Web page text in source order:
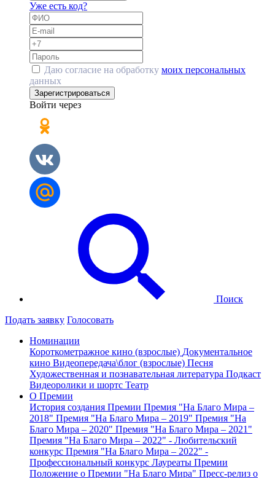
Уже есть код?
Даю согласие на обработку моих персональных
данных
Зарегистрироваться
Войти через
Поиск
Подать заявку Голосовать
Номинации
Короткометражное кино (взрослые) Документальное
кино Видеопередача\блог (взрослые) Песня
Художественная и познавательная литература Подкаст
Видеоролики и шортс Театр
О Премии
История создания Премии Премия "На Благо Мира –
2018" Премия "На Благо Мира – 2019" Премия "На
Благо Мира – 2020" Премия "На Благо Мира – 2021"
Премия "На Благо Мира – 2022" - Любительский
конкурс Премия "На Благо Мира – 2022" -
Профессиональный конкурс Лауреаты Премии
Положение о Премии "На Благо Мира" Пресс-релиз о